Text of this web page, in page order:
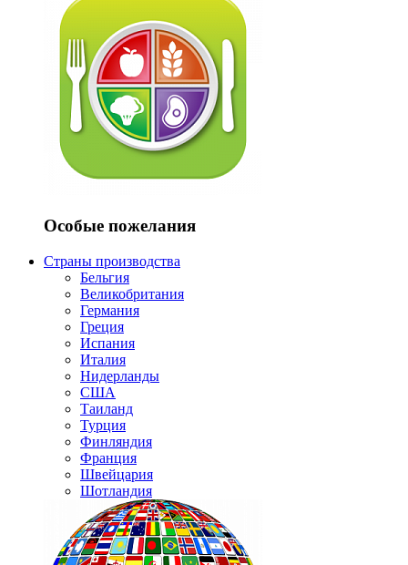
Особые пожелания
Страны производства
Бельгия
Великобритания
Германия
Греция
Испания
Италия
Нидерланды
США
Таиланд
Турция
Финляндия
Франция
Швейцария
Шотландия